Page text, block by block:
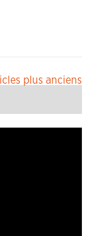
plus anciens